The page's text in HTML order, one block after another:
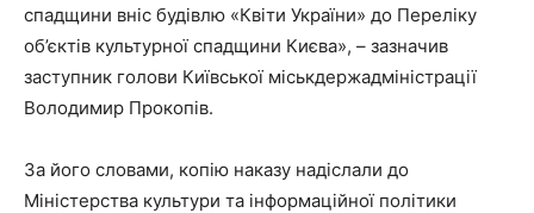
спадщини вніс будівлю «Квіти України» до Переліку
об’єктів культурної спадщини Києва», – зазначив
заступник голови Київської міськдержадміністрації
Володимир Прокопів.
За його словами, копію наказу надіслали до
Міністерства культури та інформаційної політики